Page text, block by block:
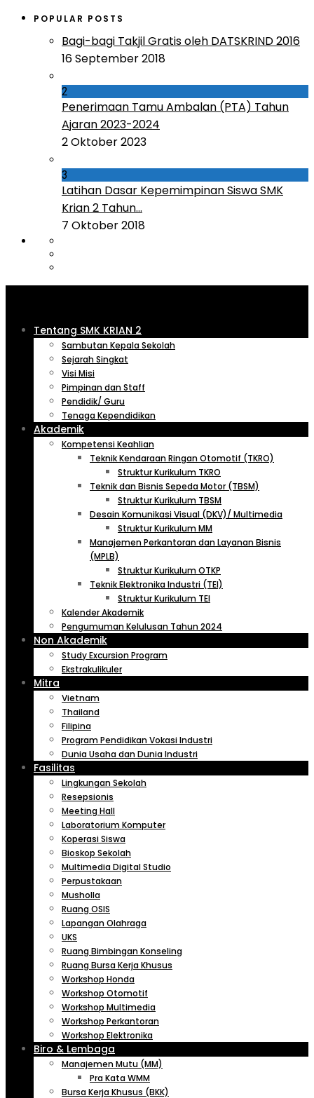
POPULAR POSTS
Bagi-bagi Takjil Gratis oleh DATSKRIND 2016
16 September 2018
2
Penerimaan Tamu Ambalan (PTA) Tahun
Ajaran 2023-2024
2 Oktober 2023
3
Latihan Dasar Kepemimpinan Siswa SMK
Krian 2 Tahun...
7 Oktober 2018
Tentang SMK KRIAN 2
Sambutan Kepala Sekolah
Sejarah Singkat
Visi Misi
Pimpinan dan Staff
Pendidik/ Guru
Tenaga Kependidikan
Akademik
Kompetensi Keahlian
Teknik Kendaraan Ringan Otomotif (TKRO)
Struktur Kurikulum TKRO
Teknik dan Bisnis Sepeda Motor (TBSM)
Struktur Kurikulum TBSM
Desain Komunikasi Visual (DKV)/ Multimedia
Struktur Kurikulum MM
Manajemen Perkantoran dan Layanan Bisnis
(MPLB)
Struktur Kurikulum OTKP
Teknik Elektronika Industri (TEI)
Struktur Kurikulum TEI
Kalender Akademik
Pengumuman Kelulusan Tahun 2024
Non Akademik
Study Excursion Program
Ekstrakulikuler
Mitra
Vietnam
Thailand
Filipina
Program Pendidikan Vokasi Industri
Dunia Usaha dan Dunia Industri
Fasilitas
Lingkungan Sekolah
Resepsionis
Meeting Hall
Laboratorium Komputer
Koperasi Siswa
Bioskop Sekolah
Multimedia Digital Studio
Perpustakaan
Musholla
Ruang OSIS
Lapangan Olahraga
UKS
Ruang Bimbingan Konseling
Ruang Bursa Kerja Khusus
Workshop Honda
Workshop Otomotif
Workshop Multimedia
Workshop Perkantoran
Workshop Elektronika
Biro & Lembaga
Manajemen Mutu (MM)
Pra Kata WMM
Bursa Kerja Khusus (BKK)